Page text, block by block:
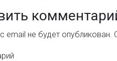
email не будет опубликован.